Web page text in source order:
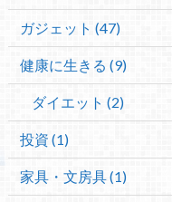
ガジェット (47)
健康に生きる (9)
ダイエット (2)
投資 (1)
家具・文房具 (1)